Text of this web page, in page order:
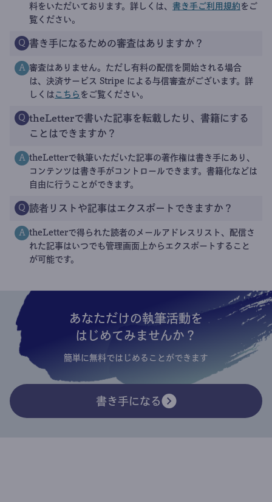
料をいただいております。詳しくは、 書き手ご利用規約 をご
覧ください。
Q 書き手になるための審査はありますか？
A 審査はありません。ただし有料の配信を開始される場合
は、決済サービス Stripe による与信審査がございます。詳
しくは こちら をご覧ください。
Q theLetterで書いた記事を転載したり、書籍にする
ことはできますか？
A theLetterで執筆いただいた記事の著作権は書き手にあり、
コンテンツは書き手がコントロールできます。書籍化などは
自由に行うことができます。
Q 読者リストや記事はエクスポートできますか？
A theLetterで得られた読者のメールアドレスリスト、配信さ
れた記事はいつでも管理画面上からエクスポートすること
が可能です。
あなただけの執筆活動を
はじめてみませんか？
簡単に無料ではじめることができます
書き手になる